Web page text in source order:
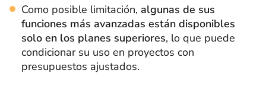
Como posible limitación, algunas de sus
funciones más avanzadas están disponibles
solo en los planes superiores, lo que puede
condicionar su uso en proyectos con
presupuestos ajustados.